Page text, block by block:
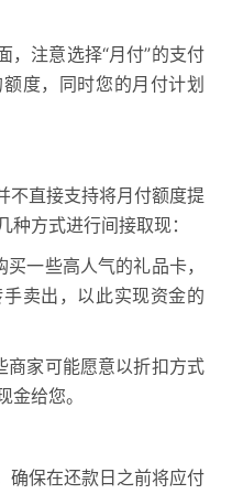
，注意选择“月付”的支付
度，同时您的月付计划
不直接支持将月付额度提
方式进行间接取现：
一些高人气的礼品卡，
手卖出，以此实现资金的
家可能愿意以折扣方式
给您。
确保在还款日之前将应付